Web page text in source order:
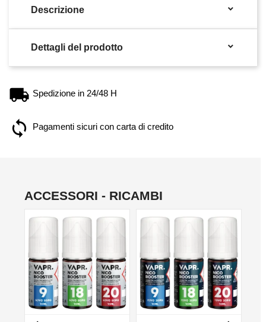
Descrizione 
Dettagli del prodotto 
Spedizione in 24/48 H
Pagamenti sicuri con carta di credito
ACCESSORI - RICAMBI